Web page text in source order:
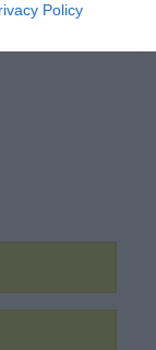
Policy